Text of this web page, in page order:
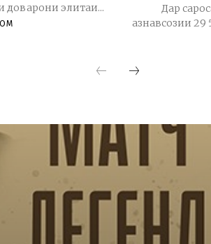
элитаи...
Дар
азнавсозии 29